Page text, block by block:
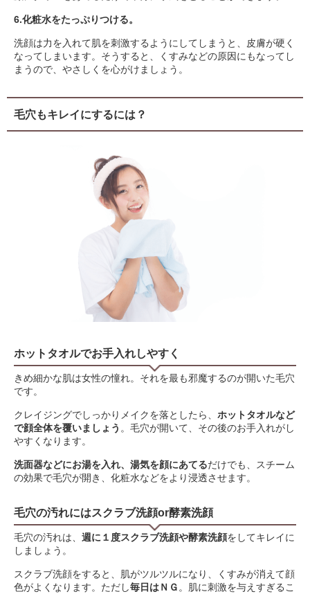
6.化粧水をたっぷりつける。
洗顔は力を入れて肌を刺激するようにしてしまうと、皮膚が硬く
なってしまいます。そうすると、くすみなどの原因にもなってし
まうので、やさしくを心がけましょう。
毛穴もキレイにするには？
ホットタオルでお手入れしやすく
きめ細かな肌は女性の憧れ。それを最も邪魔するのが開いた毛穴
です。
クレイジングでしっかりメイクを落としたら、 ホットタオルなど
で顔全体を覆いましょう 。毛穴が開いて、その後のお手入れがし
やすくなります。
洗面器などにお湯を入れ、湯気を顔にあてるだけでも、スチーム
の効果で毛穴が開き、化粧水などをより浸透させます。
毛穴の汚れにはスクラブ洗顔or酵素洗顔
毛穴の汚れは、 週に１度スクラブ洗顔や酵素洗顔をしてキレイに
しましょう。
スクラブ洗顔をすると、肌がツルツルになり、くすみが消えて顔
色がよくなります。ただし毎日はＮＧ。肌に刺激を与えすぎるこ